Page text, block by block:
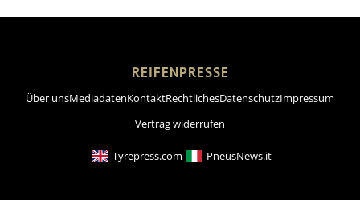
REIFENPRESSE
Über unsMediadatenKontaktRechtlichesDatenschutzImpressum
Vertrag widerrufen
Tyrepress.com PneusNews.it